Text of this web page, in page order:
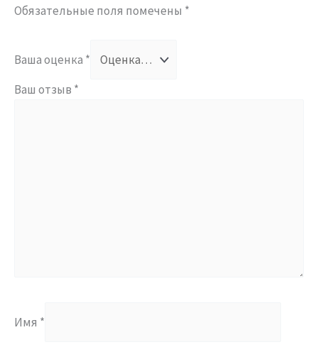
Обязательные поля помечены *
Ваша оценка *
Ваш отзыв *
Имя *